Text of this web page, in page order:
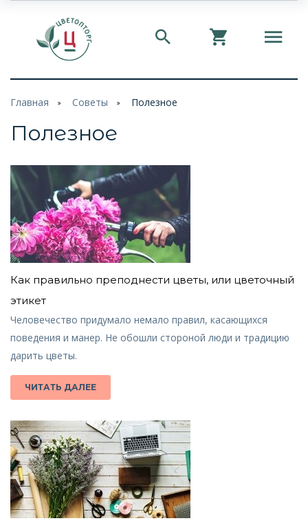
Главная Советы Полезное
Полезное
Как правильно преподнести цветы, или цветочный
этикет
Человечество придумало немало правил, касающихся
поведения и манер. Не обошли стороной люди и традицию
дарить цветы.
ЧИТАТЬ ДАЛЕЕ